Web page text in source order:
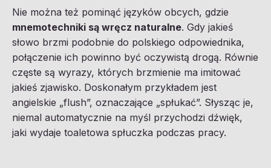
Nie można też pominąć języków obcych, gdzie
mnemotechniki są wręcz naturalne. Gdy jakieś
słowo brzmi podobnie do polskiego odpowiednika,
połączenie ich powinno być oczywistą drogą. Równie
częste są wyrazy, których brzmienie ma imitować
jakieś zjawisko. Doskonałym przykładem jest
angielskie „flush”, oznaczające „spłukać”. Słysząc je,
niemal automatycznie na myśl przychodzi dźwięk,
jaki wydaje toaletowa spłuczka podczas pracy.